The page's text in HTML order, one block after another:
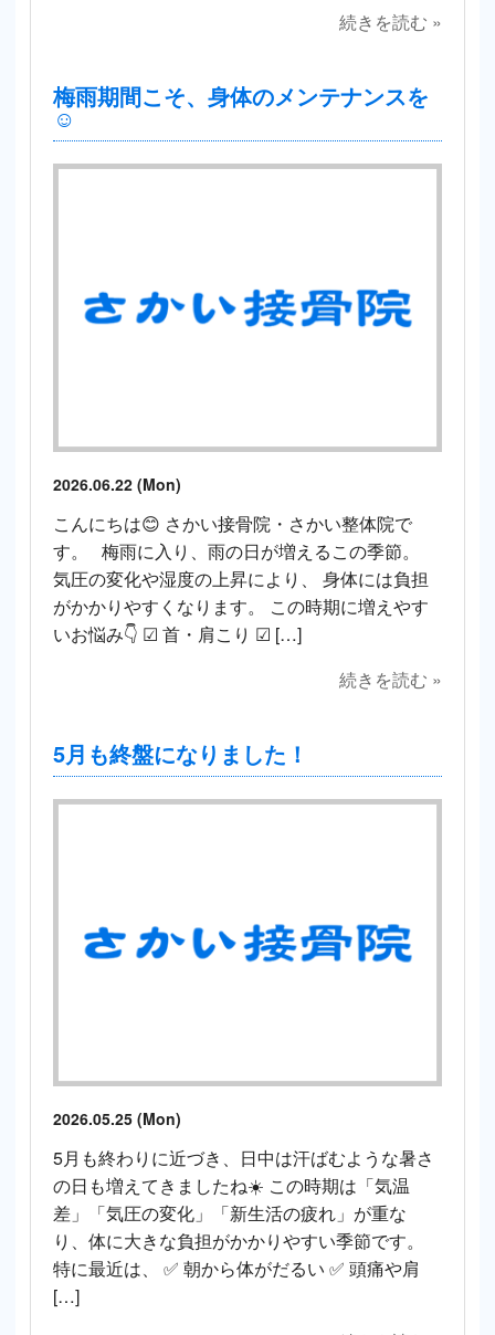
続きを読む »
梅雨期間こそ、身体のメンテナンスを
☺️
2026.06.22 (Mon)
こんにちは😊 さかい接骨院・さかい整体院で
す。 梅雨に入り、雨の日が増えるこの季節。
気圧の変化や湿度の上昇により、 身体には負担
がかかりやすくなります。 この時期に増えやす
いお悩み👇 ☑ 首・肩こり ☑ […]
続きを読む »
5月も終盤になりました！
2026.05.25 (Mon)
5月も終わりに近づき、日中は汗ばむような暑さ
の日も増えてきましたね☀️ この時期は「気温
差」「気圧の変化」「新生活の疲れ」が重な
り、体に大きな負担がかかりやすい季節です。
特に最近は、 ✅ 朝から体がだるい ✅ 頭痛や肩
[…]